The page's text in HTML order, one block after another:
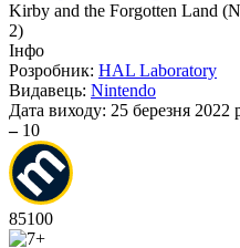
Kirby and the Forgotten Land (
2)
Інфо
Розробник: HAL Laboratory
Видавець: Nintendo
Дата виходу: 25 березня 2022
– 10
85100